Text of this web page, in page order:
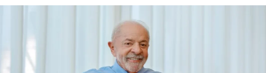
de representantes da Justiça Eleitoral.
A defesa das urnas eletrônicas ocorre em meio aos
preparativos da Justiça Eleitoral para os próximos